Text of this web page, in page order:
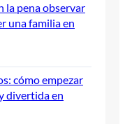
la pena observar
una familia en
cómo empezar
divertida en